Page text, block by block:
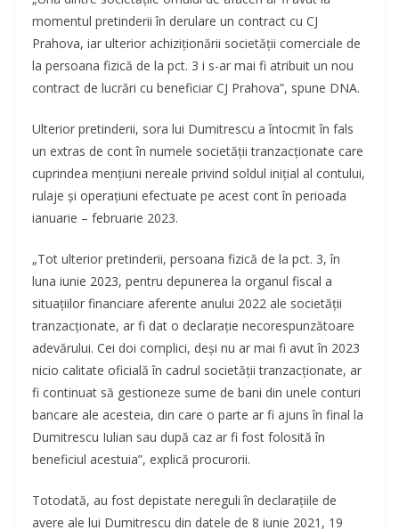
momentul pretinderii în derulare un contract cu CJ
Prahova, iar ulterior achiziționării societății comerciale de
la persoana fizică de la pct. 3 i s-ar mai fi atribuit un nou
contract de lucrări cu beneficiar CJ Prahova”, spune DNA.
Ulterior pretinderii, sora lui Dumitrescu a întocmit în fals
un extras de cont în numele societăţii tranzacţionate care
cuprindea menţiuni nereale privind soldul iniţial al contului,
rulaje şi operaţiuni efectuate pe acest cont în perioada
ianuarie – februarie 2023.
„Tot ulterior pretinderii, persoana fizică de la pct. 3, în
luna iunie 2023, pentru depunerea la organul fiscal a
situaţiilor financiare aferente anului 2022 ale societăţii
tranzacţionate, ar fi dat o declaraţie necorespunzătoare
adevărului. Cei doi complici, deşi nu ar mai fi avut în 2023
nicio calitate oficială în cadrul societăţii tranzacţionate, ar
fi continuat să gestioneze sume de bani din unele conturi
bancare ale acesteia, din care o parte ar fi ajuns în final la
Dumitrescu Iulian sau după caz ar fi fost folosită în
beneficiul acestuia”, explică procurorii.
Totodată, au fost depistate nereguli în declarațiile de
avere ale lui Dumitrescu din datele de 8 iunie 2021, 19